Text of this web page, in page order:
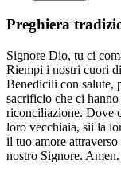
Preghiera
Signore Dio, tu ci
Riempi i nostri cuori
Benedicili con salute,
sacrificio che ci
riconciliazione. Dove
loro vecchiaia, sii la
il tuo amore
nostro Signore. Amen.